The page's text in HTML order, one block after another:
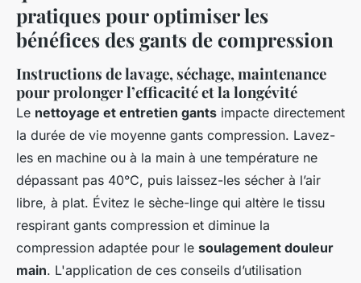
pratiques pour optimiser les
bénéfices des gants de compression
Instructions de lavage, séchage, maintenance
pour prolonger l’efficacité et la longévité
Le nettoyage et entretien gants impacte directement
la durée de vie moyenne gants compression. Lavez-
les en machine ou à la main à une température ne
dépassant pas 40°C, puis laissez-les sécher à l’air
libre, à plat. Évitez le sèche-linge qui altère le tissu
respirant gants compression et diminue la
compression adaptée pour le soulagement douleur
main. L'application de ces conseils d’utilisation